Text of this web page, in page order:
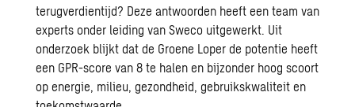
terugverdientijd? Deze antwoorden heeft een team van
experts onder leiding van Sweco uitgewerkt. Uit
onderzoek blijkt dat de Groene Loper de potentie heeft
een GPR-score van 8 te halen en bijzonder hoog scoort
op energie, milieu, gezondheid, gebruikskwaliteit en